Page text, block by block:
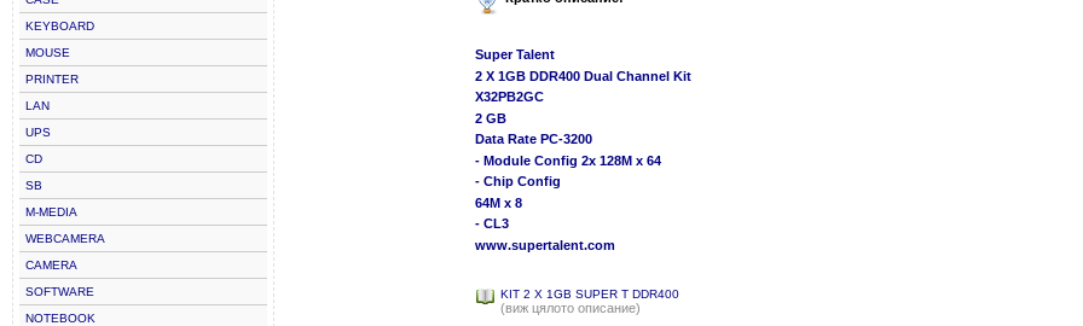
KEYBOARD
MOUSE
PRINTER
LAN
UPS
CD
SB
M-MEDIA
WEBCAMERA
CAMERA
SOFTWARE
NOTEBOOK
Super Talent
2 X 1GB DDR400 Dual Channel Kit
X32PB2GC
2 GB
Data Rate PC-3200
- Module Config 2x 128M x 64
- Chip Config
64M x 8
- CL3
www.supertalent.com
KIT 2 X 1GB SUPER T DDR400
(виж цялото описание)